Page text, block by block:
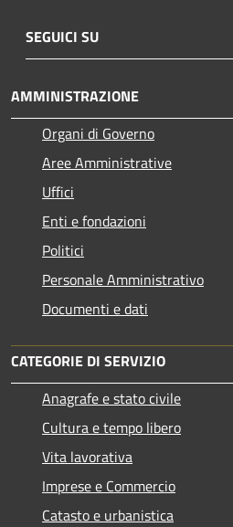
SEGUICI SU
AMMINISTRAZIONE
Organi di Governo
Aree Amministrative
Uffici
Enti e fondazioni
Politici
Personale Amministrativo
Documenti e dati
CATEGORIE DI SERVIZIO
Anagrafe e stato civile
Cultura e tempo libero
Vita lavorativa
Imprese e Commercio
Catasto e urbanistica